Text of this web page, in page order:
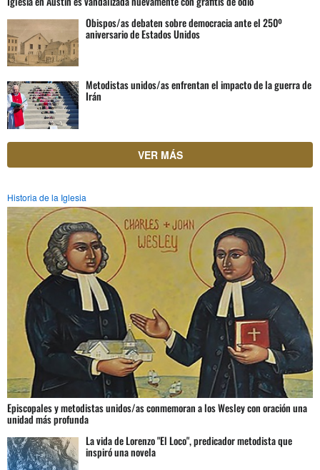
Obispos/as debaten sobre democracia ante el 250º
aniversario de Estados Unidos
Metodistas unidos/as enfrentan el impacto de la guerra de
Irán
VER MÁS
Historia de la Iglesia
Episcopales y metodistas unidos/as conmemoran a los Wesley con oración una
unidad más profunda
La vida de Lorenzo "El Loco", predicador metodista que
inspiró una novela